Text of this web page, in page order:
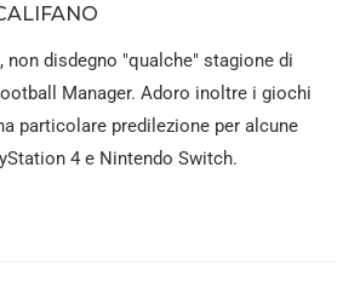
non disdegno "qualche" stagione di
Manager. Adoro inoltre i giochi
particolare predilezione per alcune
4 e Nintendo Switch.